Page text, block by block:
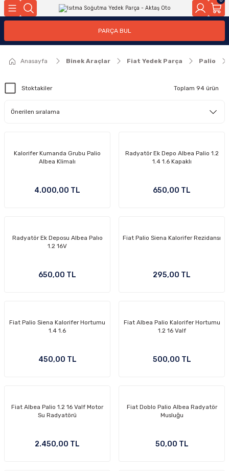
Geri Dön
Geri Dön
PARÇA BUL
Anasayfa Binek Araçlar Fiat Yedek Parça Palio
Stoktakiler Toplam 94 ürün
Kalorifer Kumanda Grubu Palio
Albea Klimalı
4.000,00 TL
Radyatör Ek Depo Albea Palio 1.2
1.4 1.6 Kapaklı
650,00 TL
Radyatör Ek Deposu Albea Palıo
1.2 16V
650,00 TL
Fiat Palio Siena Kalorifer Rezidansı
295,00 TL
Fiat Palio Siena Kalorifer Hortumu
1.4 1.6
450,00 TL
Fiat Albea Palio Kalorifer Hortumu
1.2 16 Valf
500,00 TL
Fiat Albea Palio 1.2 16 Valf Motor
Su Radyatörü
2.450,00 TL
Fiat Doblo Palio Albea Radyatör
Musluğu
50,00 TL